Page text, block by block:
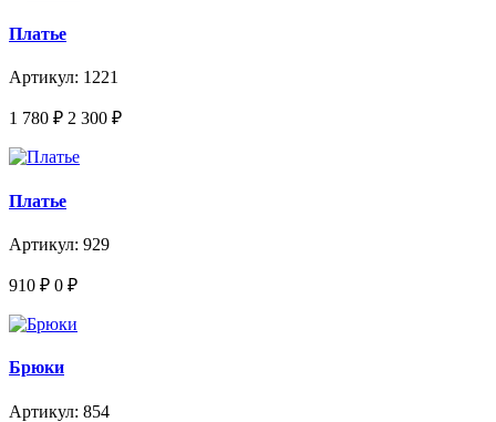
Платье
Артикул: 1221
1 780 ₽ 2 300 ₽
Платье
Артикул: 929
910 ₽ 0 ₽
Брюки
Артикул: 854